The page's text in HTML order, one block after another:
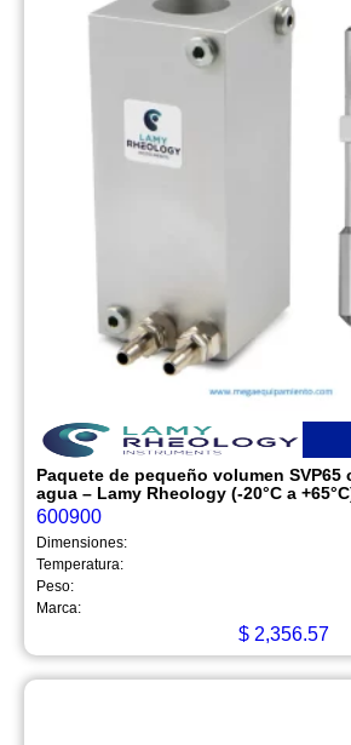
Paquete de pequeño volumen SVP65
agua – Lamy Rheology (-20°C a
600900
Dimensiones:
Temperatura:
Peso:
Marca:
$2,356.57